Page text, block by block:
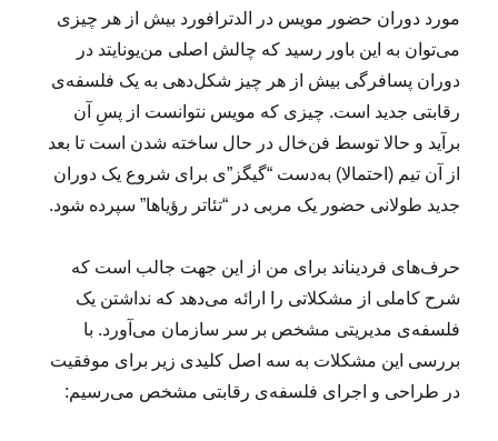
مورد دوران حضور مویس در الدترافورد بیش از هر چیزی
می‌توان به این باور رسید که چالش اصلی من‌یونایتد در
دوران پسافرگی بیش از هر چیز شکل‌دهی به یک فلسفه‌ی
رقابتی جدید است. چیزی که مویس نتوانست از پسِ آن
برآید و حالا توسط فن‌خال در حال ساخته شدن است تا بعد
از آن تیم (احتمالا) به‌دست “گیگز”ی برای شروع یک دوران
جدید طولانی حضور یک مربی در “تئاتر رؤیاها” سپرده شود.
حرف‌های فردیناند برای من از این جهت جالب است که
شرح کاملی از مشکلاتی را ارائه می‌دهد که نداشتن یک
فلسفه‌ی مدیریتی مشخص بر سر سازمان می‌آورد. با
بررسی این مشکلات به سه اصل کلیدی زیر برای موفقیت
در طراحی و اجرای فلسفه‌ی رقابتی مشخص می‌رسیم: